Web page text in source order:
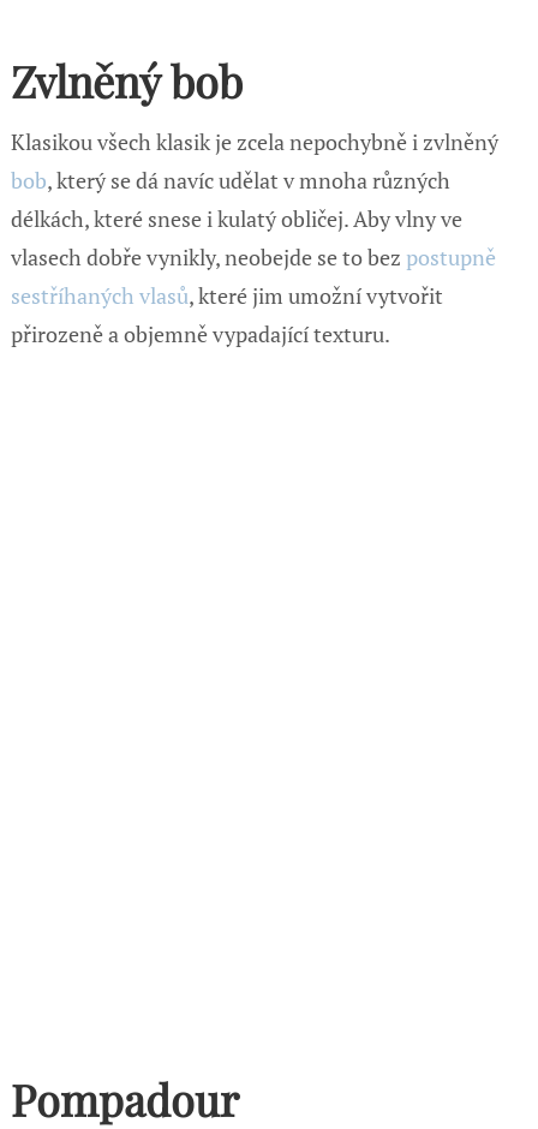
Zvlněný bob
Klasikou všech klasik je zcela nepochybně i zvlněný
bob, který se dá navíc udělat v mnoha různých
délkách, které snese i kulatý obličej. Aby vlny ve
vlasech dobře vynikly, neobejde se to bez postupně
sestříhaných vlasů, které jim umožní vytvořit
přirozeně a objemně vypadající texturu.
Pompadour